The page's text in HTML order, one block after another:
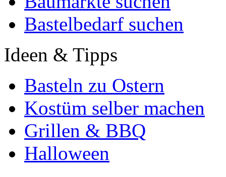
Bastelbedarf suchen
Ideen & Tipps
Basteln zu Ostern
Kostüm selber machen
Grillen & BBQ
Halloween